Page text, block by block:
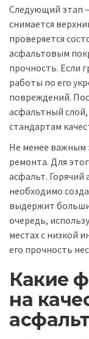
Следующий этап
снимается
проверяется
асфальтовым
прочность. Если
работы по его
повреждений.
асфальтный
стандартам
Не менее важным
ремонта. Для
асфальт. Горячий
необходимо
выдержит
очередь,
местах с низкой
его прочность
Какие
на